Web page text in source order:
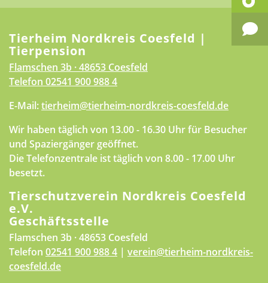
Tierheim Nordkreis Coesfeld |
Tierpension
Flamschen 3b · 48653 Coesfeld
Telefon 02541 900 988 4
E-Mail:tierheim@tierheim-nordkreis-coesfeld.de
Wir haben täglich von 13.00 - 16.30 Uhr für Besucher
und Spaziergänger geöffnet.
Die Telefonzentrale ist täglich von 8.00 - 17.00 Uhr
besetzt.
Tierschutzverein Nordkreis Coesfeld
e.V.
Geschäftsstelle
Flamschen 3b · 48653 Coesfeld
Telefon 02541 900 988 4 | verein@tierheim-nordkreis-
coesfeld.de